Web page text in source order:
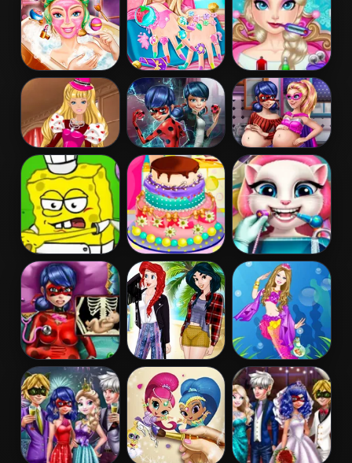
Barbie Beauty
Bath
Barbie Nails
Spa
Elsa Frozen
Brain Surgery
Barbie's
Valentine's
Patchwork
Dress
Ladybug Secret
Mission
Hero Dolls
Pregnant BFFs
Spongebob
Restaurant
Barbies
Birthday Cake
Angela Real
Dentist
Pregnant
Dotted Girl
Emergency
Princess
Coachella Style
Dress 1
Barbie
Mermaid
Princess